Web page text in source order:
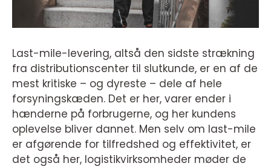
Last-mile-levering, altså den sidste strækning
fra distributionscenter til slutkunde, er en af de
mest kritiske – og dyreste – dele af hele
forsyningskæden. Det er her, varer ender i
hænderne på forbrugerne, og her kundens
oplevelse bliver dannet. Men selv om last-mile
er afgørende for tilfredshed og effektivitet, er
det også her, logistikvirksomheder møder de